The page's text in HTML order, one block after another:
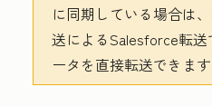
に同期している場合は
送によるSalesforce転
ータを直接転送できます